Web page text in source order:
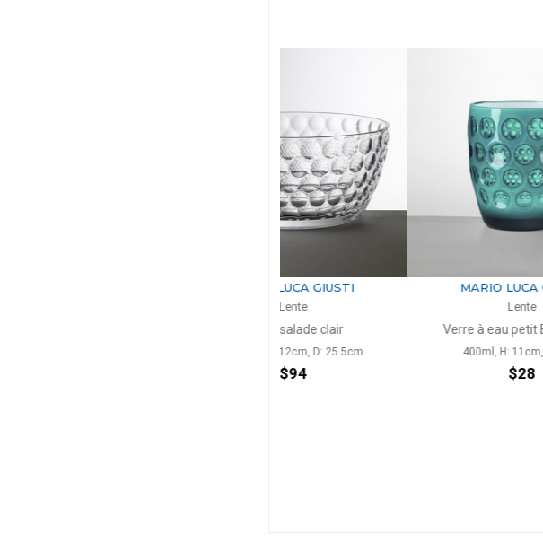
MARIO LUCA GIUSTI
Verre à eau petit Blanc/Vert
400ml, H: 11cm, D: 9cm